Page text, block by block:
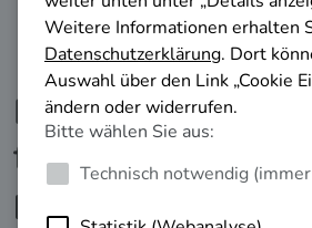
Berufliche
finden auf Basis
persönlichen